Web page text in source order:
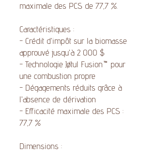
maximale des PCS de 77,7 %.
Caractéristiques :
- Crédit d'impôt sur la biomasse
approuvé jusqu'à 2 000 $
- Technologie Jøtul Fusion™ pour
une combustion propre
- Dégagements réduits grâce à
l'absence de dérivation
- Efficacité maximale des PCS :
77,7 %
Dimensions :